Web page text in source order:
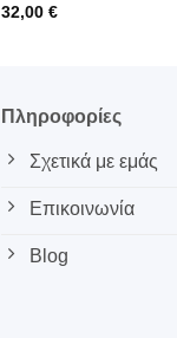
32,00 €
Πληροφορίες
Σχετικά με εμάς
Επικοινωνία
Blog